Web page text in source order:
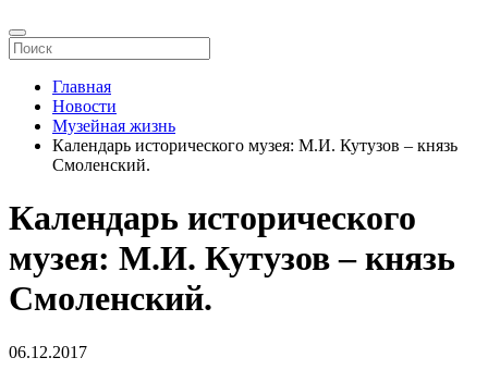
Главная
Новости
Музейная жизнь
Календарь исторического музея: М.И. Кутузов – князь
Смоленский.
Календарь исторического
музея: М.И. Кутузов – князь
Смоленский.
06.12.2017